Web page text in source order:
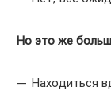
Но это же
— Находиться